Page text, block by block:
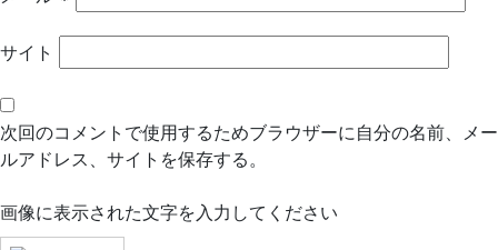
サイト
次回のコメントで使用するためブラウザーに自分の名前、メー
ルアドレス、サイトを保存する。
画像に表示された文字を入力してください